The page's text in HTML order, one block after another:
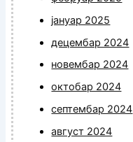
јануар 2025
децембар 2024
новембар 2024
октобар 2024
септембар 2024
август 2024